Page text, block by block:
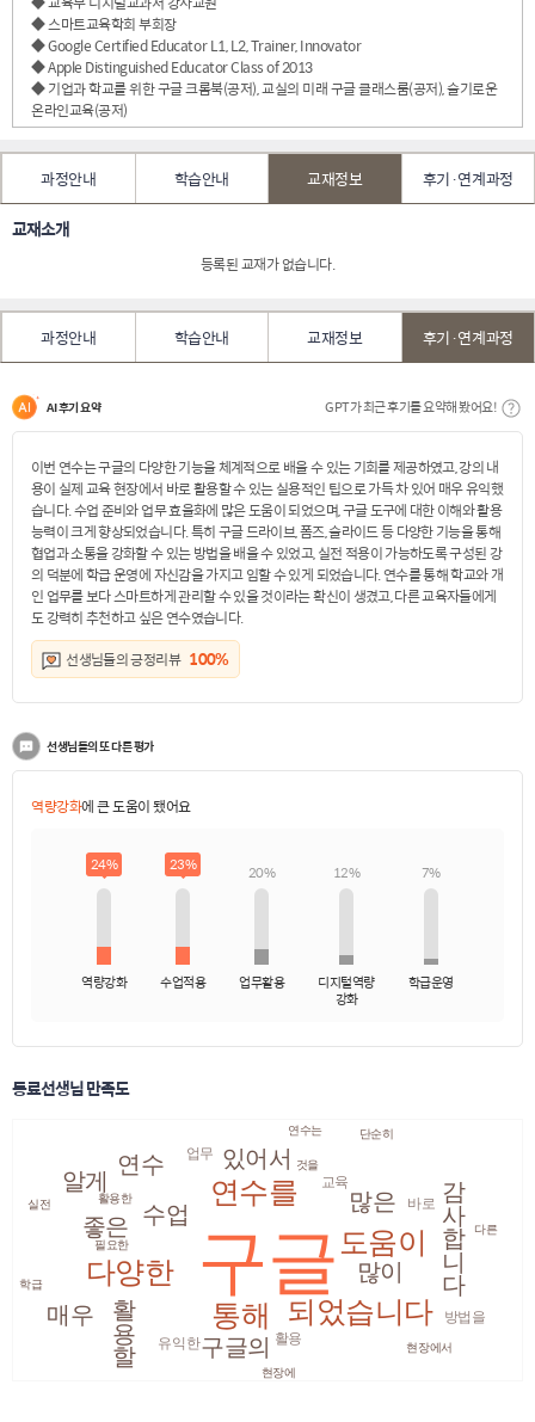
◆ 스마트교육학회 부회장
◆ Google Certified Educator L1, L2, Trainer, Innovator
◆ Apple Distinguished Educator Class of 2013
◆ 기업과 학교를 위한 구글 크롬북(공저), 교실의 미래 구글 클래스룸(공저), 슬기로운
온라인교육(공저)
과정안내 학습안내 교재정보 후기·연계과정
교재소개
등록된 교재가 없습니다.
과정안내 학습안내 교재정보 후기·연계과정
AI 후기 요약 GPT가 최근 후기를 요약해 봤어요!
이번 연수는 구글의 다양한 기능을 체계적으로 배울 수 있는 기회를 제공하였고, 강의 내
용이 실제 교육 현장에서 바로 활용할 수 있는 실용적인 팁으로 가득 차 있어 매우 유익했
습니다. 수업 준비와 업무 효율화에 많은 도움이 되었으며, 구글 도구에 대한 이해와 활용
능력이 크게 향상되었습니다. 특히 구글 드라이브, 폼즈, 슬라이드 등 다양한 기능을 통해
협업과 소통을 강화할 수 있는 방법을 배울 수 있었고, 실전 적용이 가능하도록 구성된 강
의 덕분에 학급 운영에 자신감을 가지고 임할 수 있게 되었습니다. 연수를 통해 학교와 개
인 업무를 보다 스마트하게 관리할 수 있을 것이라는 확신이 생겼고, 다른 교육자들에게
도 강력히 추천하고 싶은 연수였습니다.
선생님들의 긍정리뷰 100%
선생님들의 또 다른 평가
역량강화에 큰 도움이 됐어요
24%
역량강화
23%
수업적용
20%
업무활용
12%
디지털역량
강화
7%
학급운영
동료선생님 만족도
구글
연수를
도움이
다양한
통해
되었습니다
수업 감사합니다
많은
많이
있어서
좋은
활용할 구글의
연수
매우
알게
업무
유익한
방법을
교육
활용
바로
활용한
필요한
연수는
것을
학급
다른
현장에서
현장에
단순히
실전